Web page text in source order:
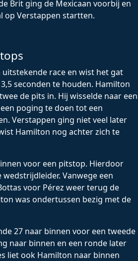
Brit ging de Mexicaan voorbij en
op Verstappen startten.
race en wist het gat
seconden te houden. Hamilton
de pits in. Hij wisselde naar een
poging te doen tot een
Verstappen ging niet veel later
Hamilton nog achter zich te
voor een pitstop. Hierdoor
Vanwege een
voor Pérez weer terug de
was ondertussen bezig met de
27 naar binnen voor een tweede
naar binnen en een ronde later
liet ook Hamilton naar binnen